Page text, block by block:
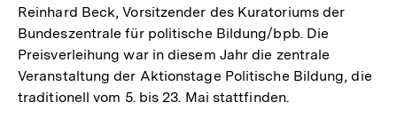
Reinhard Beck, Vorsitzender des Kuratoriums der
Bundeszentrale für politische Bildung/bpb. Die
Preisverleihung war in diesem Jahr die zentrale
Veranstaltung der Aktionstage Politische Bildung, die
traditionell vom 5. bis 23. Mai stattfinden.